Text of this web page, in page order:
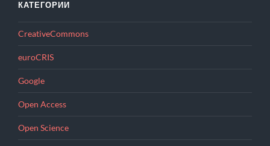
КАТЕГОРИИ
CreativeCommons
euroCRIS
Google
Open Access
Open Science